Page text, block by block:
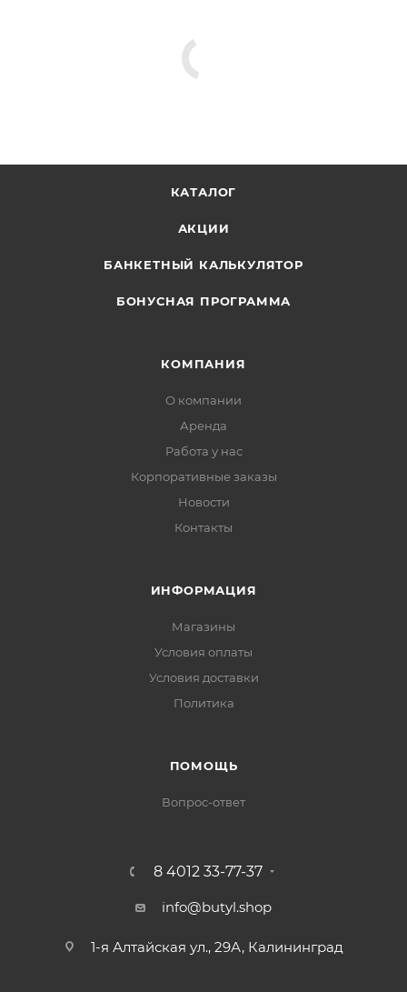
КАТАЛОГ
АКЦИИ
БАНКЕТНЫЙ КАЛЬКУЛЯТОР
БОНУСНАЯ ПРОГРАММА
КОМПАНИЯ
О компании
Аренда
Работа у нас
Корпоративные заказы
Новости
Контакты
ИНФОРМАЦИЯ
Магазины
Условия оплаты
Условия доставки
Политика
ПОМОЩЬ
Вопрос-ответ
8 4012 33-77-37
info@butyl.shop
1-я Алтайская ул., 29А, Калининград